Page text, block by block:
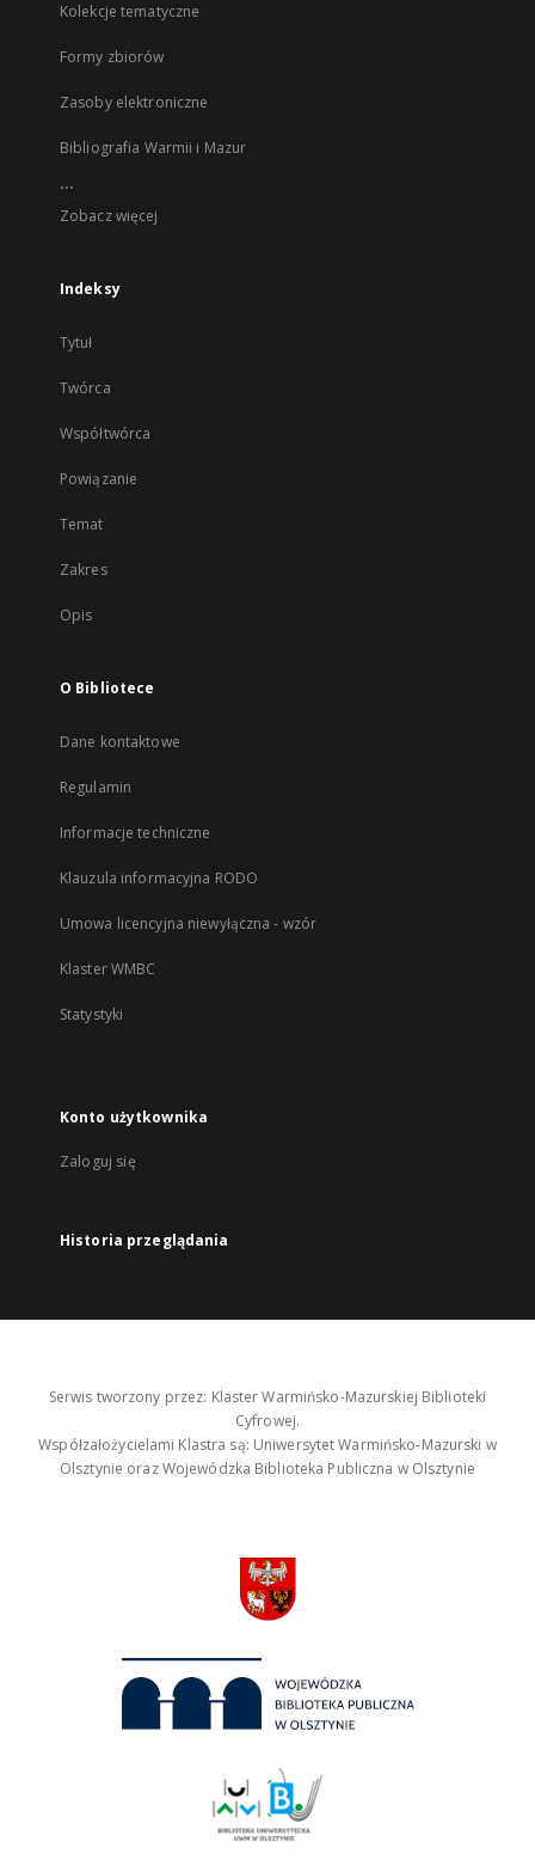
Kolekcje tematyczne
Formy zbiorów
Zasoby elektroniczne
Bibliografia Warmii i Mazur
...
Zobacz więcej
Indeksy
Tytuł
Twórca
Współtwórca
Powiązanie
Temat
Zakres
Opis
O Bibliotece
Dane kontaktowe
Regulamin
Informacje techniczne
Klauzula informacyjna RODO
Umowa licencyjna niewyłączna - wzór
Klaster WMBC
Statystyki
Konto użytkownika
Zaloguj się
Historia przeglądania
Serwis tworzony przez: Klaster Warmińsko-Mazurskiej Biblioteki
Cyfrowej.
Współzałożycielami Klastra są: Uniwersytet Warmińsko-Mazurski w
Olsztynie oraz Wojewódzka Biblioteka Publiczna w Olsztynie